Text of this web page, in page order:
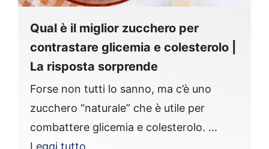
Qual è il miglior zucchero per
contrastare glicemia e colesterolo |
La risposta sorprende
Forse non tutti lo sanno, ma c’è uno
zucchero “naturale” che è utile per
combattere glicemia e colesterolo. ...